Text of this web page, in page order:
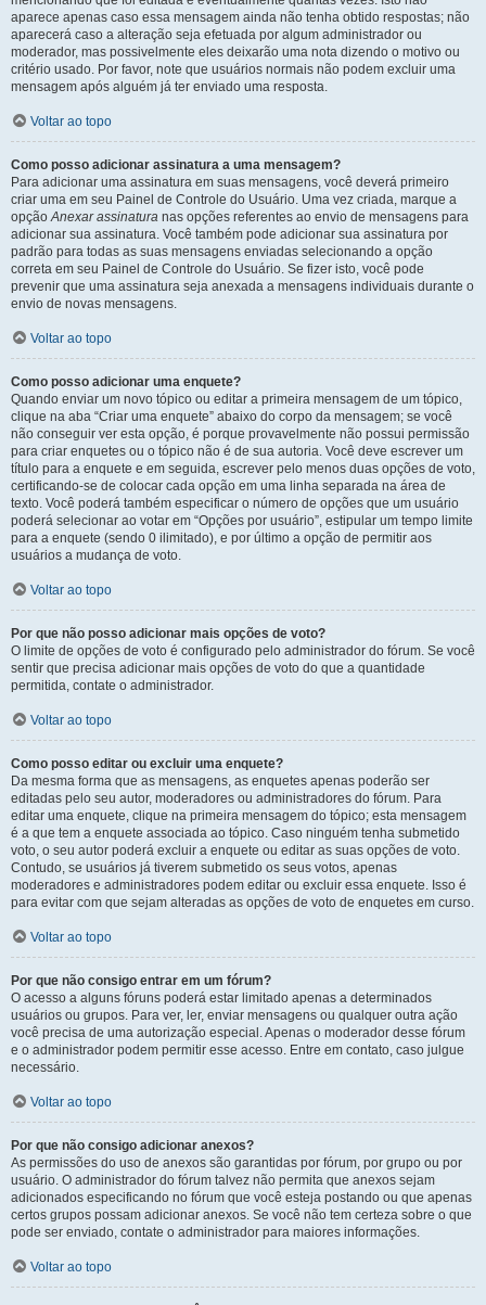
aparece apenas caso essa mensagem ainda não tenha obtido respostas; não
aparecerá caso a alteração seja efetuada por algum administrador ou
moderador, mas possivelmente eles deixarão uma nota dizendo o motivo ou
critério usado. Por favor, note que usuários normais não podem excluir uma
mensagem após alguém já ter enviado uma resposta.
Voltar ao topo
Como posso adicionar assinatura a uma mensagem?
Para adicionar uma assinatura em suas mensagens, você deverá primeiro
criar uma em seu Painel de Controle do Usuário. Uma vez criada, marque a
opçãoAnexar assinatura nas opções referentes ao envio de mensagens para
adicionar sua assinatura. Você também pode adicionar sua assinatura por
padrão para todas as suas mensagens enviadas selecionando a opção
correta em seu Painel de Controle do Usuário. Se fizer isto, você pode
prevenir que uma assinatura seja anexada a mensagens individuais durante o
envio de novas mensagens.
Voltar ao topo
Como posso adicionar uma enquete?
Quando enviar um novo tópico ou editar a primeira mensagem de um tópico,
clique na aba “Criar uma enquete” abaixo do corpo da mensagem; se você
não conseguir ver esta opção, é porque provavelmente não possui permissão
para criar enquetes ou o tópico não é de sua autoria. Você deve escrever um
título para a enquete e em seguida, escrever pelo menos duas opções de voto,
certificando-se de colocar cada opção em uma linha separada na área de
texto. Você poderá também especificar o número de opções que um usuário
poderá selecionar ao votar em “Opções por usuário”, estipular um tempo limite
para a enquete (sendo 0 ilimitado), e por último a opção de permitir aos
usuários a mudança de voto.
Voltar ao topo
Por que não posso adicionar mais opções de voto?
O limite de opções de voto é configurado pelo administrador do fórum. Se você
sentir que precisa adicionar mais opções de voto do que a quantidade
permitida, contate o administrador.
Voltar ao topo
Como posso editar ou excluir uma enquete?
Da mesma forma que as mensagens, as enquetes apenas poderão ser
editadas pelo seu autor, moderadores ou administradores do fórum. Para
editar uma enquete, clique na primeira mensagem do tópico; esta mensagem
é a que tem a enquete associada ao tópico. Caso ninguém tenha submetido
voto, o seu autor poderá excluir a enquete ou editar as suas opções de voto.
Contudo, se usuários já tiverem submetido os seus votos, apenas
moderadores e administradores podem editar ou excluir essa enquete. Isso é
para evitar com que sejam alteradas as opções de voto de enquetes em curso.
Voltar ao topo
Por que não consigo entrar em um fórum?
O acesso a alguns fóruns poderá estar limitado apenas a determinados
usuários ou grupos. Para ver, ler, enviar mensagens ou qualquer outra ação
você precisa de uma autorização especial. Apenas o moderador desse fórum
e o administrador podem permitir esse acesso. Entre em contato, caso julgue
necessário.
Voltar ao topo
Por que não consigo adicionar anexos?
As permissões do uso de anexos são garantidas por fórum, por grupo ou por
usuário. O administrador do fórum talvez não permita que anexos sejam
adicionados especificando no fórum que você esteja postando ou que apenas
certos grupos possam adicionar anexos. Se você não tem certeza sobre o que
pode ser enviado, contate o administrador para maiores informações.
Voltar ao topo